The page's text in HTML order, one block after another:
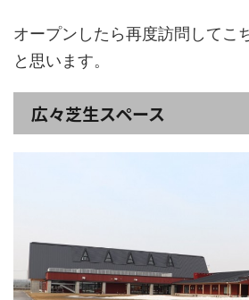
オープンしたら再度訪問してこ
と思います。
広々芝生スペース